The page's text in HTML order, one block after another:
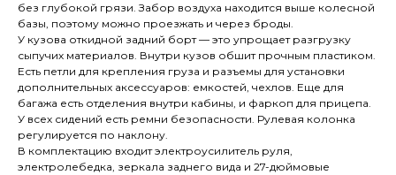
без глубокой грязи. Забор воздуха находится выше колесной
базы, поэтому можно проезжать и через броды.
У кузова откидной задний борт — это упрощает разгрузку
сыпучих материалов. Внутри кузов обшит прочным пластиком.
Есть петли для крепления груза и разъемы для установки
дополнительных аксессуаров: емкостей, чехлов. Еще для
багажа есть отделения внутри кабины, и фаркоп для прицепа.
У всех сидений есть ремни безопасности. Рулевая колонка
регулируется по наклону.
В комплектацию входит электроусилитель руля,
электролебедка, зеркала заднего вида и 27-дюймовые